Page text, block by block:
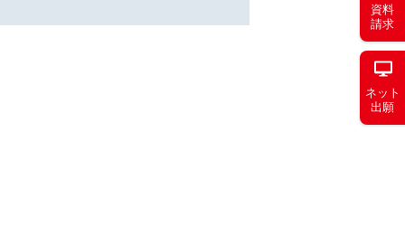
資料
請求
ネット
出願